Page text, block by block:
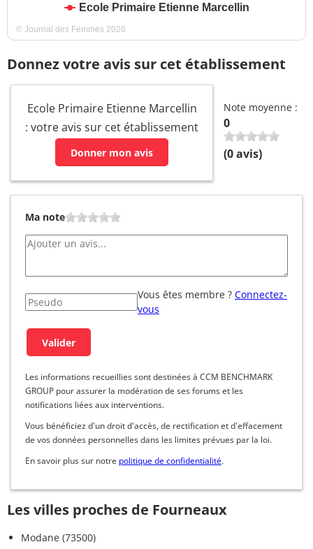
Ecole Primaire Etienne Marcellin
© Journal des Femmes 2026
Donnez votre avis sur cet établissement
Ecole Primaire Etienne Marcellin
: votre avis sur cet établissement
Donner mon avis
Note moyenne :
0
(0avis)
Ma note
Vous êtes membre ? Connectez-
vous
Les informations recueillies sont destinées à CCM BENCHMARK
GROUP pour assurer la modération de ses forums et les
notifications liées aux interventions.
Vous bénéficiez d'un droit d'accès, de rectification et d'effacement
de vos données personnelles dans les limites prévues par la loi.
En savoir plus sur notre politique de confidentialité.
Les villes proches de Fourneaux
Modane (73500)